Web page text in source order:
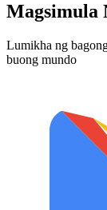
Magsimula
Lumikha ng
buong mundo